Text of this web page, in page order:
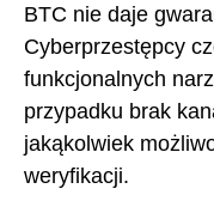
BTC nie daje
Cyberprzestępcy
funkcjonalnych
przypadku brak
jakąkolwiek
weryfikacji.